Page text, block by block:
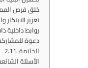
خلق فرص
تعزيز الابتكار
روابط داخلية
دعوة
الخاتمة
الأسئلة